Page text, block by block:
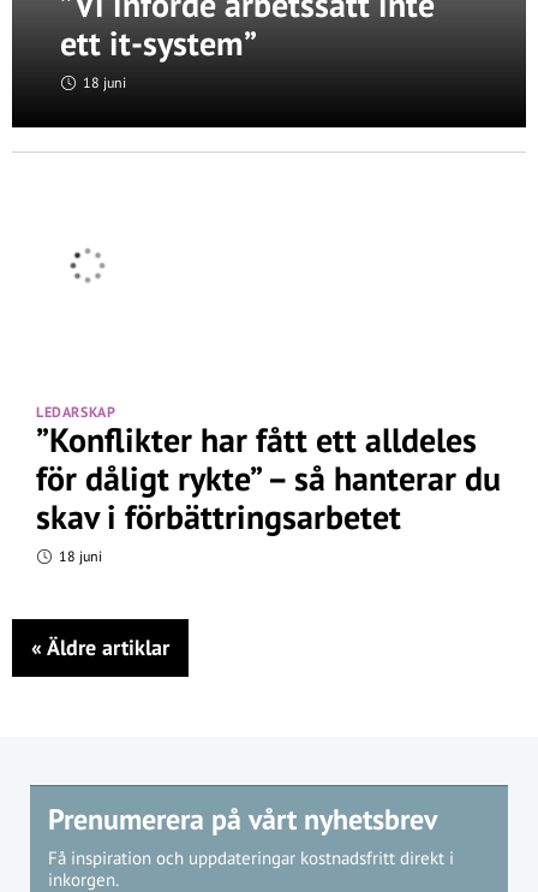
ett it-system”
18 juni
LEDARSKAP
”Konflikter har fått ett alldeles
för dåligt rykte” – så hanterar du
skav i förbättringsarbetet
18 juni
« Äldre artiklar
Prenumerera på vårt nyhetsbrev
Få inspiration och uppdateringar kostnadsfritt direkt i
inkorgen.